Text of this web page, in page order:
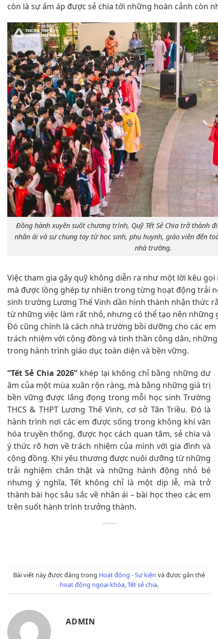
còn là sự ấm áp được sẻ chia tới những hoàn cảnh còn
Đồng hành xuyên suốt chương trình, Quỹ Tết Sẻ Chia trở thành
nhân ái và sự chung tay từ học sinh, phụ huynh, giáo viên đến
nhà trường.
Việc tham gia gây quỹ không diễn ra như một lời kêu
mà được lồng ghép tự nhiên trong từng hoạt động trải
sinh trường Lương Thế Vinh dần hình thành nhận thức
từ những việc làm rất nhỏ, nhưng có thể tạo nên những
Đó cũng chính là cách nhà trường bồi dưỡng cho các
trách nhiệm với cộng đồng và tinh thần công dân,
trong hành trình giáo dục toàn diện và bền vững.
“Tết Sẻ Chia 2026”khép lại không chỉ bằng những dư
âm của một mùa xuân rộn ràng, mà bằng những giá trị
bền vững được lắng đọng trong mỗi học sinh Trường
THCS & THPT Lương Thế Vinh, cơ sở Tân Triều. Đó là
hành trình nơi các em được sống trong không khí văn
hóa truyền thống, được học cách quan tâm, sẻ chia và
ý thức rõ hơn về trách nhiệm của mình với gia đình và
cộng đồng. Khi yêu thương được nuôi dưỡng từ những
trải nghiệm chân thật và những hành động nhỏ bé
nhưng ý nghĩa, Tết không chỉ là một dịp lễ, mà trở
thành bài học sâu sắc về nhân ái – bài học theo các em
trên suốt hành trình trưởng thành.
Bài viết này được đăng trong Hoạt động - Sự kiện và được gắn thẻ
hoạt động ngoại khóa,Tết sẻ chia.
ADMIN